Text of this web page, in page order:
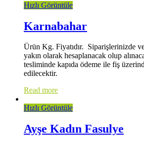
Hızlı Görüntüle
Karnabahar
Ürün Kg. Fiyatıdır. Siparişlerinizde
yakın olarak hesaplanacak olup
tesliminde kapıda ödeme ile fiş
edilecektir.
Read more
Hızlı Görüntüle
Ayşe Kadın Fasulye